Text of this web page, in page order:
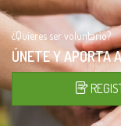
¿Quieres ser voluntario?
ÚNETE Y APORTA